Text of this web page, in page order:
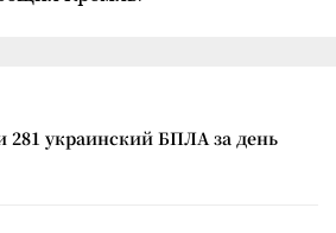
281 украинский БПЛА за день